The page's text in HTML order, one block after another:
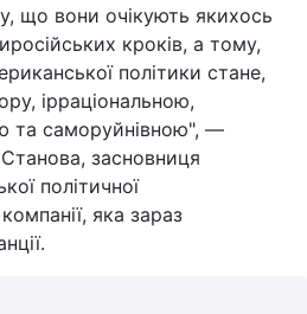
що вони очікують якихось
кроків, а тому,
політики стане,
ірраціональною,
та саморуйнівною", —
засновниця
політичної
яка зараз